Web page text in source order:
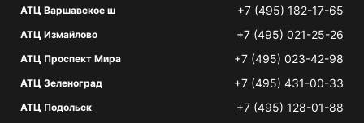
АТЦ Варшавское ш +7 (495) 182-17-65
АТЦ Измайлово +7 (495) 021-25-26
АТЦ Проспект Мира +7 (495) 023-42-98
АТЦ Зеленоград +7 (495) 431-00-33
АТЦ Подольск +7 (495) 128-01-88